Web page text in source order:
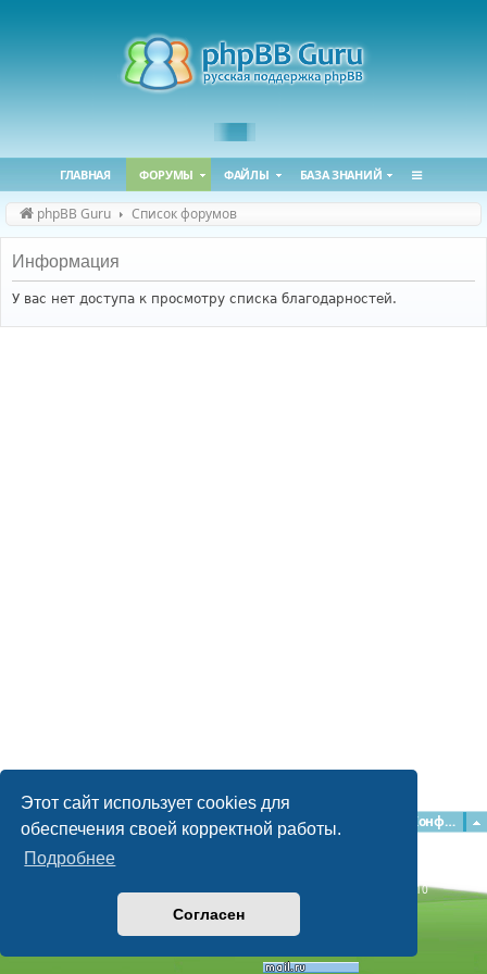
Этот сайт использует cookies для
обеспечения своей корректной работы.
Подробнее
Согласен
ГЛАВНАЯ ФОРУМЫ ФАЙЛЫ БАЗА ЗНАНИЙ
phpBB Guru Список форумов
Информация
У вас нет доступа к просмотру списка благодарностей.
Главная Форумы Конфиденциальность
Наша команда
Time: 0.038s| Peak Memory Usage: 2.15 МБ | GZIP: Off |
Queries: 10
© phpBB Guru, 2004—2026
Powered by
Style byArtodia